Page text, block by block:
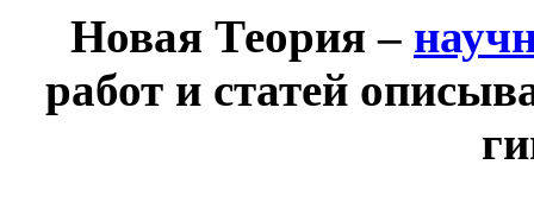
Новая Теория –
работ и статей